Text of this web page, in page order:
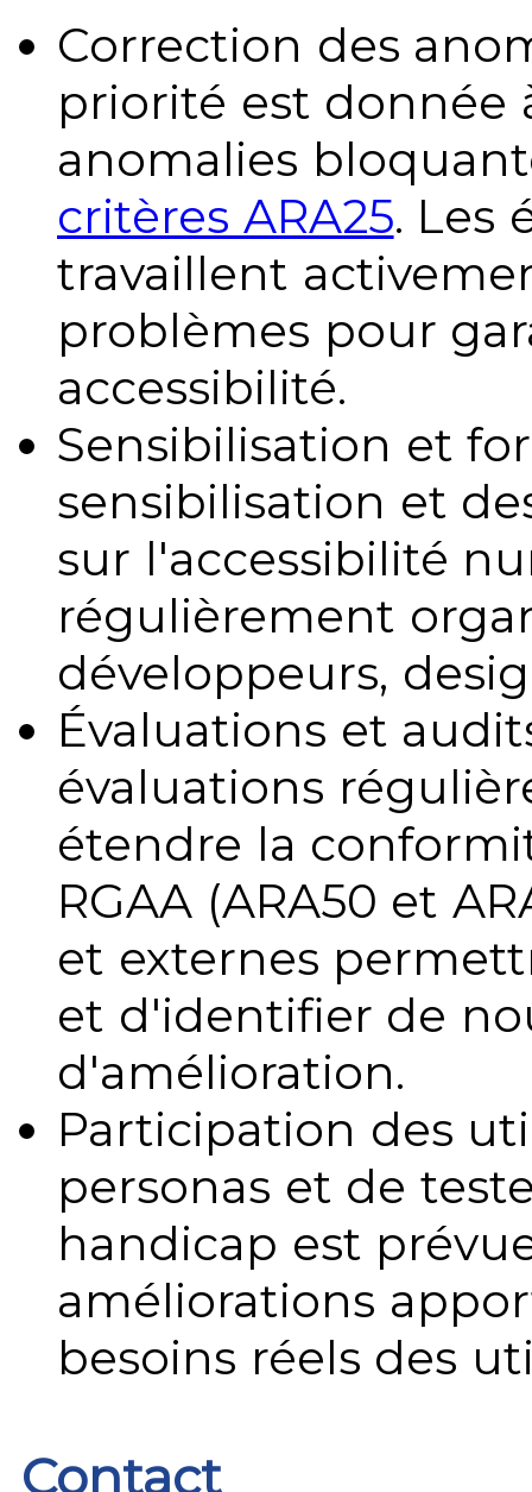
Correction des
priorité est donnée
anomalies
critères ARA25. Les
travaillent
problèmes pour
accessibilité.
Sensibilisation et
sensibilisation et
sur l'accessibilité
régulièrement
développeurs,
Évaluations et
évaluations
étendre la
RGAA (ARA50 et
et externes
et d'identifier de
d'amélioration.
Participation des
personas et de
handicap est
améliorations
besoins réels des
Contact